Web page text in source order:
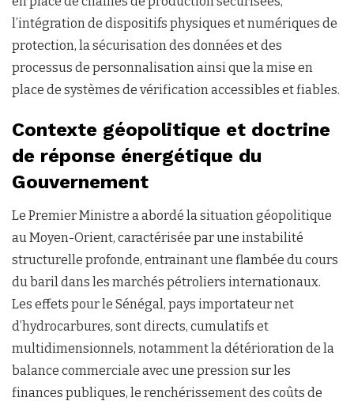
l’intégration de dispositifs physiques et numériques de
protection, la sécurisation des données et des
processus de personnalisation ainsi que la mise en
place de systèmes de vérification accessibles et fiables.
Contexte géopolitique et doctrine
de réponse énergétique du
Gouvernement
Le Premier Ministre a abordé la situation géopolitique
au Moyen-Orient, caractérisée par une instabilité
structurelle profonde, entrainant une flambée du cours
du baril dans les marchés pétroliers internationaux.
Les effets pour le Sénégal, pays importateur net
d’hydrocarbures, sont directs, cumulatifs et
multidimensionnels, notamment la détérioration de la
balance commerciale avec une pression sur les
finances publiques, le renchérissement des coûts de